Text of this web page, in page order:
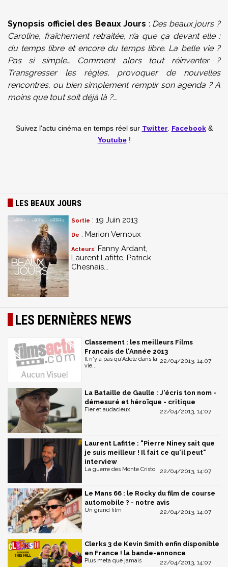
Synopsis officiel des Beaux Jours : Des beaux jours ?
Caroline, fraîchement retraitée, n’a que ça devant elle :
du temps libre et encore du temps libre. La belle vie ?
Pas si simple… Comment alors tout réinventer ?
Transgresser les règles, provoquer de nouvelles
rencontres, ou bien simplement remplir son agenda ? A
moins que tout soit déjà là ?…
Suivez l'actu cinéma en temps réel sur Twitter Facebook&
Youtube!
LES BEAUX JOURS
Sortie : 19 Juin 2013
De : Marion Vernoux
Acteurs: Fanny Ardant,
Laurent Lafitte, Patrick
Chesnais...
LES DERNIÈRES NEWS
Classement : les meilleurs Films
Francais de l'Année 2013
22/04/2013, 14:07
Il n'y a pas qu'Adèle dans la
vie...
La Bataille de Gaulle : J'écris ton nom -
démesuré et héroïque - critique
22/04/2013, 14:07
Fier et audacieux.
Laurent Lafitte : "Pierre Niney sait que
je suis meilleur ! Il fait ce qu'il peut"
interview
22/04/2013, 14:07
La guerre des Monte Cristo
Le Mans 66 : le Rocky du film de course
automobile ? - notre avis
22/04/2013, 14:07
Un grand film
Clerks 3 de Kevin Smith enfin disponible
en France ! la bande-annonce
22/04/2013, 14:07
Plus meta que jamais